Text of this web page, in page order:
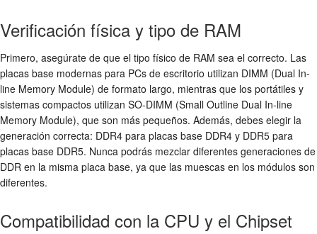
Verificación física y tipo de RAM
Primero, asegúrate de que el tipo físico de RAM sea el correcto. Las
placas base modernas para PCs de escritorio utilizan DIMM (Dual In-
line Memory Module) de formato largo, mientras que los portátiles y
sistemas compactos utilizan SO-DIMM (Small Outline Dual In-line
Memory Module), que son más pequeños. Además, debes elegir la
generación correcta: DDR4 para placas base DDR4 y DDR5 para
placas base DDR5. Nunca podrás mezclar diferentes generaciones de
DDR en la misma placa base, ya que las muescas en los módulos son
diferentes.
Compatibilidad con la CPU y el Chipset